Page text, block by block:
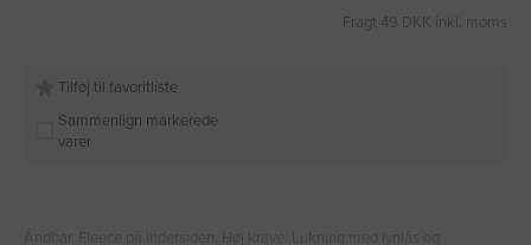
Fragt 49 DKK inkl. moms
Tilføj til favoritliste
Sammenlign markerede
varer